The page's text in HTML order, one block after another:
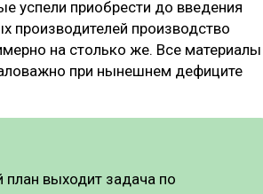
успели приобрести до введения
производителей производство
на столько же. Все материалы
при нынешнем дефиците
план выходит задача по